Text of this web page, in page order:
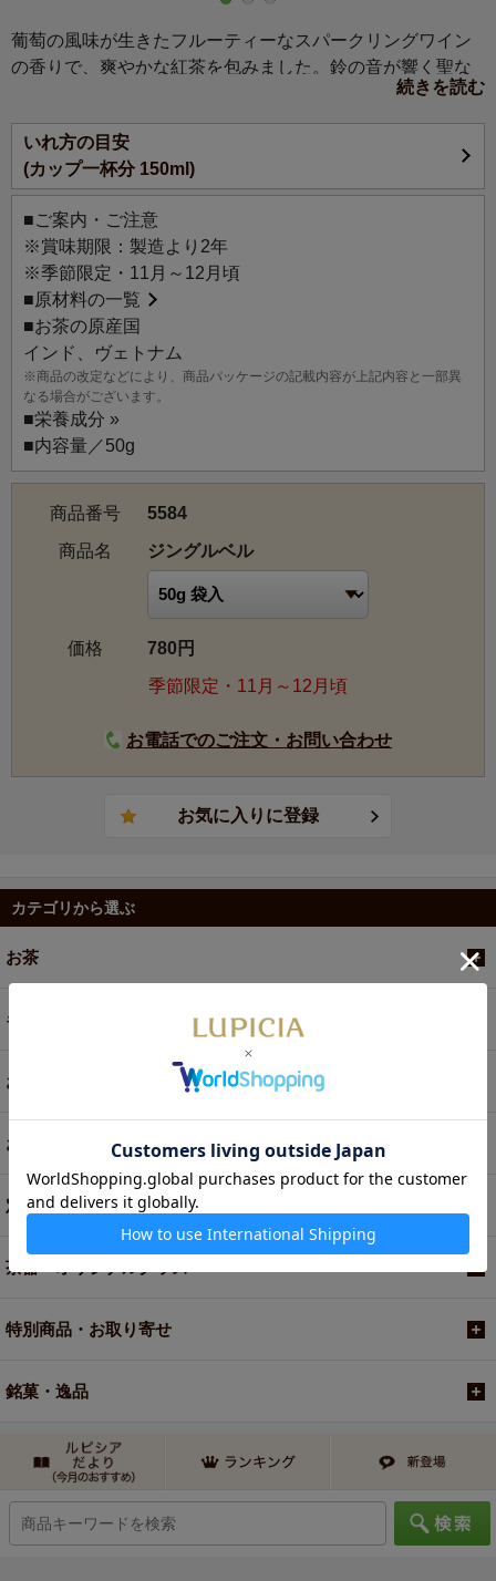
葡萄の風味が生きたフルーティーなスパークリングワイン
の香りで、爽やかな紅茶を包みました。鈴の音が響く聖な
続きを読む
いれ方の目安
(カップ一杯分 150ml)
■ご案内・ご注意
※賞味期限：製造より2年
※季節限定・11月～12月頃
■原材料の一覧
■お茶の原産国
インド、ヴェトナム
※商品の改定などにより、商品パッケージの記載内容が上記内容と一部異
なる場合がございます。
■栄養成分 »
■内容量／50g
商品番号
5584
商品名
ジングルベル
価格
780円
季節限定・11月～12月頃
お電話でのご注文・お問い合わせ
カテゴリから選ぶ
お茶
ギフト
お菓子・食品・飲料
お買い得商品
定期便
茶器・オリジナルグッズ
特別商品・お取り寄せ
銘菓・逸品